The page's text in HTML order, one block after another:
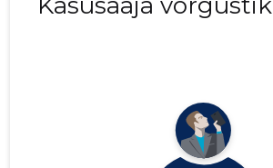
Kasusaaja võrgustik